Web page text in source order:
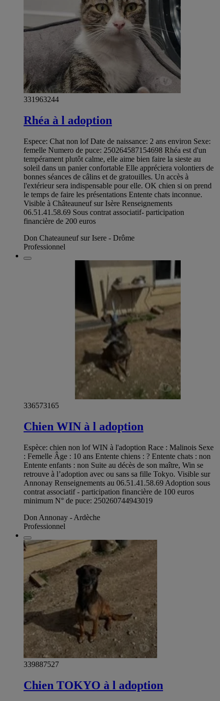
331963244
Rhéa à l adoption
Espece: Chat non lof Date de naissance: 2 ans environ Sexe:
femelle Numero de puce: 250264587154698 Rhéa est d'un
tempérament plutôt calme, elle aime bien faire la sieste au
soleil dans un panier confortable Elle appréciera volontiers de
bonnes séances de câlins et de gratouilles. Un accès à
l'extérieur sera indispensable pour elle. OK chien si on prend
le temps de faire les présentations Entente chats inconnue.
Visible à Châteauneuf sur Isère Renseignements
06.51.41.58.69 Sous contrat associatif- participation
financière de 200 euros
Don Chateauneuf sur Isere - Drôme
Professionnel
336573165
Chien WIN à l adoption
Espèce: chien non lof WIN à l'adoption Race : Malinois Sexe
: Femelle Âge : 10 ans Entente chiens : ? Entente chats : non
Entente enfants : non Suite au décès de son maître, Win se
retrouve à l’adoption avec ou sans sa fille Tokyo. Visible sur
Annonay Renseignements au 06.51.41.58.69 Adoption sous
contrat associatif - participation financière de 100 euros
minimum N° de puce: 250260744943019
Don Annonay - Ardèche
Professionnel
339887527
Chien TOKYO à l adoption